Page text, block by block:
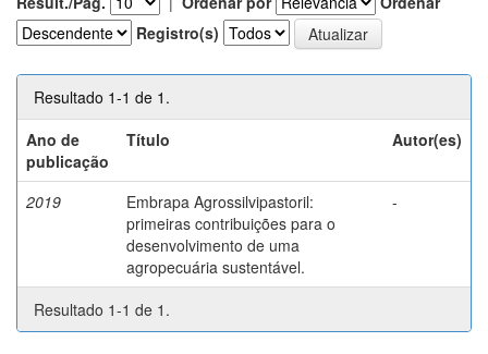
Registro(s)
Resultado 1-1 de 1.
Ano de
publicação
Título Autor(es)
2019
Embrapa Agrossilvipastoril:
primeiras contribuições para o
desenvolvimento de uma
agropecuária sustentável.
-
Resultado 1-1 de 1.